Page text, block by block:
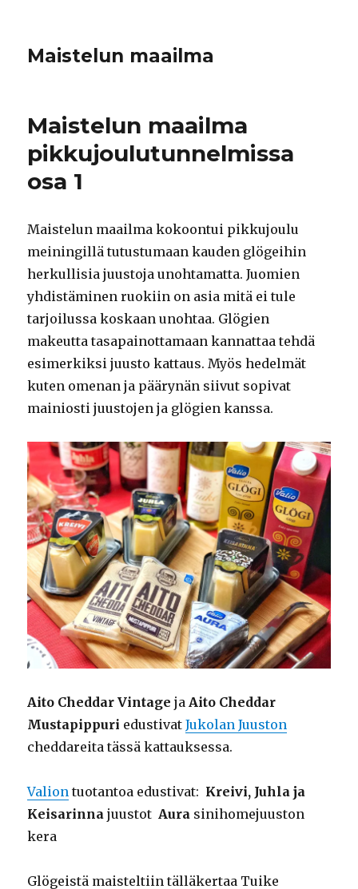
Maistelun maailma
Maistelun maailma
pikkujoulutunnelmissa
osa 1
Maistelun maailma kokoontui pikkujoulu
meiningillä tutustumaan kauden glögeihin
herkullisia juustoja unohtamatta. Juomien
yhdistäminen ruokiin on asia mitä ei tule
tarjoilussa koskaan unohtaa. Glögien
makeutta tasapainottamaan kannattaa tehdä
esimerkiksi juusto kattaus. Myös hedelmät
kuten omenan ja päärynän siivut sopivat
mainiosti juustojen ja glögien kanssa.
Aito Cheddar Vintage jaAito Cheddar
Mustapippuri edustivatJukolan Juuston
cheddareita tässä kattauksessa.
Valion tuotantoa edustivat: Kreivi, Juhla ja
Keisarinna juustotAura sinihomejuuston
kera
Glögeistä maisteltiin tälläkertaa Tuike